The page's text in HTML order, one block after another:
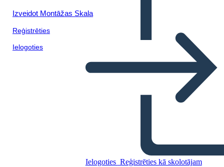
Izveidot Montāžas Skala
Reģistrēties
Ielogoties
Ielogoties Reģistrēties kā skolotājam
Pitch Deck Info-3